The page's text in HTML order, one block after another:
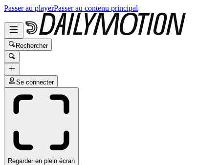
Passer au playerPasser au contenu principal
Rechercher
Se connecter
Regarder en plein écran